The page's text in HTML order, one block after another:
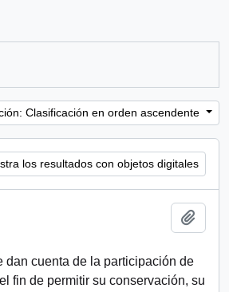
Clasificación en orden ascendente
los resultados con objetos digitales
dan cuenta de la participación de
fin de permitir su conservación, su